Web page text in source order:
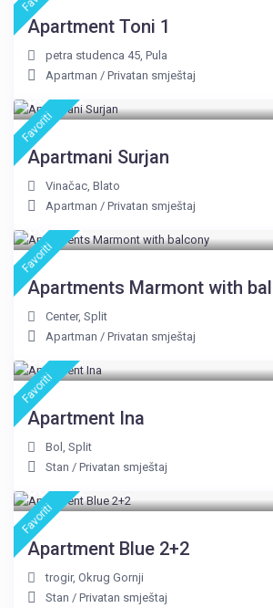
Apartment Toni 1
petra studenca 45,Pula
Apartman /Privatan smještaj
55 €/noć
Favoriti
Apartmani Surjan
Vinačac,Blato
Apartman /Privatan smještaj
60 €/noć
Favoriti
Apartments Marmont with
Center,Split
Apartman /Privatan smještaj
85 €/noć
Favoriti
Apartment Ina
Bol,Split
Stan /Privatan smještaj
60 €/noć
Favoriti
Apartment Blue 2+2
trogir,Okrug Gornji
Stan /Privatan smještaj